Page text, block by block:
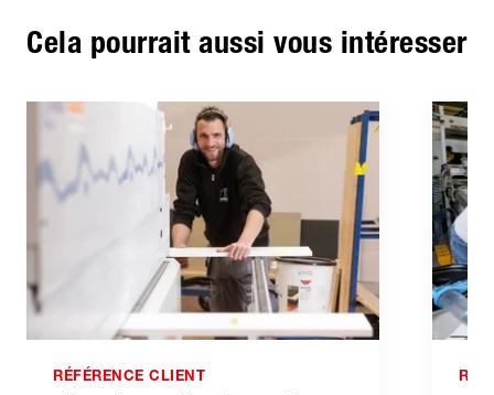
Cela pourrait aussi vous intéresser
RÉFÉRENCE CLIENT